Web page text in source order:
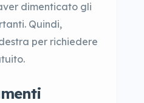
dimenticato gli
Quindi,
per richiedere